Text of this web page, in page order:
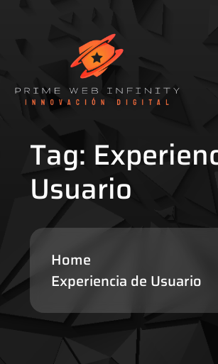
Tag:
Usuario
Home
Experiencia de Usuario